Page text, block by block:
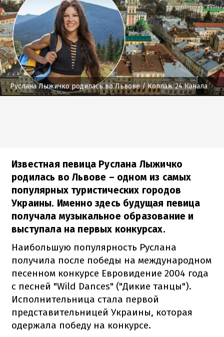
Руслана Лыжичко родилась во Львове/ Коллаж 24 Канала
Известная певица Руслана Лыжичко
родилась во Львове – одном из самых
популярных туристических городов
Украины. Именно здесь будущая певица
получала музыкальное образование и
выступала на первых конкурсах.
Наибольшую популярность Руслана
получила после победы на международном
песенном конкурсе Евровидение 2004 года
с песней "Wild Dances" ("Дикие танцы").
Исполнительница стала первой
представительницей Украины, которая
одержала победу на конкурсе.